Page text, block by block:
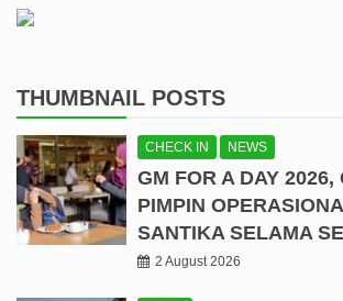
THUMBNAIL POSTS
CHECK IN NEWS
GM FOR A DAY 2026,
PIMPIN
SANTIKA SELAMA
2 August 2026